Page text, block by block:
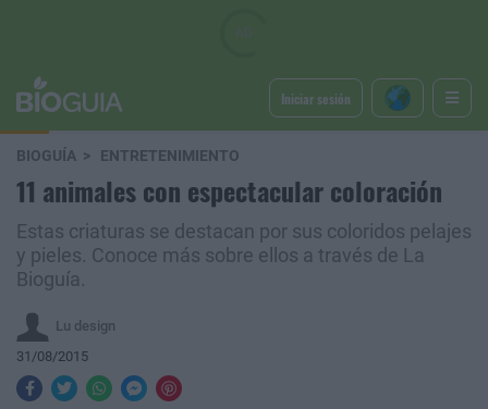
Iniciar sesión
BIOGUÍA ENTRETENIMIENTO
11 animales con espectacular coloración
Estas criaturas se destacan por sus coloridos pelajes
y pieles. Conoce más sobre ellos a través de La
Bioguía.
Lu design
31/08/2015